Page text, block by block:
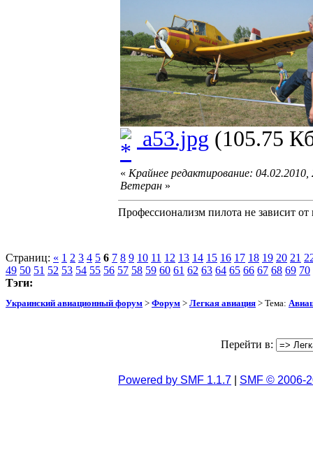
a53.jpg (105.75
« Крайнее редактирование:
Ветеран »
Профессионализм пилота не зависит
Страниц: « 1 2 3 4 5 6 7 8 9 10 11 12 13 14 15 16 17 18 19 20 21
49 50 51 52 53 54 55 56 57 58 59 60 61 62 63 64 65 66 67 68 69 70
Тэги:
Украинский авиационный форум > Форум > Легкая авиация > Тема:
Перейти в:
Powered by SMF 1.1.7 SMF © 2006-